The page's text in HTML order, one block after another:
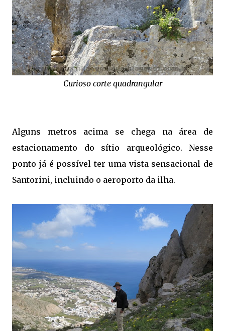
Curioso corte quadrangular
Alguns metros acima se chega na área de
estacionamento do sítio arqueológico. Nesse
ponto já é possível ter uma vista sensacional de
Santorini, incluindo o aeroporto da ilha.